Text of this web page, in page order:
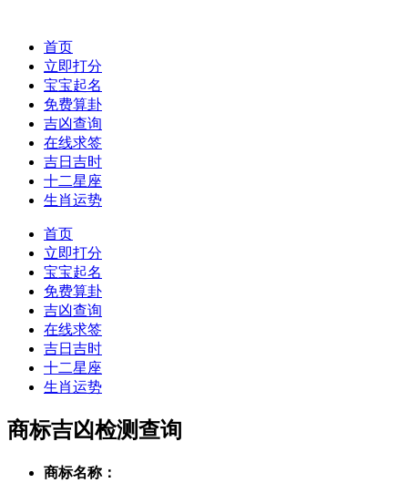
首页
立即打分
宝宝起名
免费算卦
吉凶查询
在线求签
吉日吉时
十二星座
生肖运势
首页
立即打分
宝宝起名
免费算卦
吉凶查询
在线求签
吉日吉时
十二星座
生肖运势
商标吉凶检测查询
商标名称：